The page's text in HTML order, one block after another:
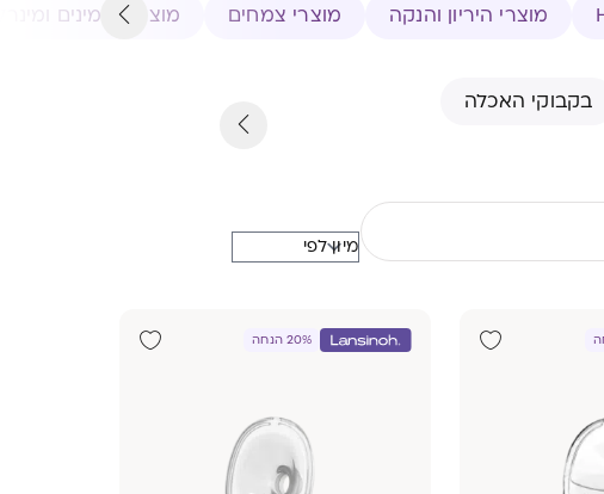
מוצרי היריון והנקה מוצרי צמחים מוצרי ויטמינים
בקבוקי האכלה
20% הנחה